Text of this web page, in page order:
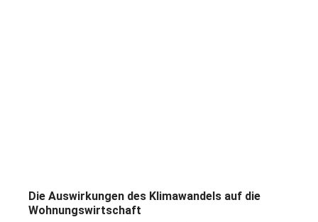
Die Auswirkungen des Klimawandels auf die
Wohnungswirtschaft